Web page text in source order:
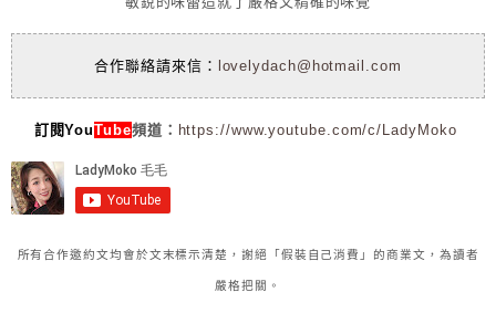
合作聯絡請來信： lovelydach@hotmail.com
訂閱YouTube頻道： https://www.youtube.com/c/LadyMoko
所有合作邀約文均會於文末標示清楚，謝絕「假裝自己消費」的商業文，為讀者
嚴格把關。